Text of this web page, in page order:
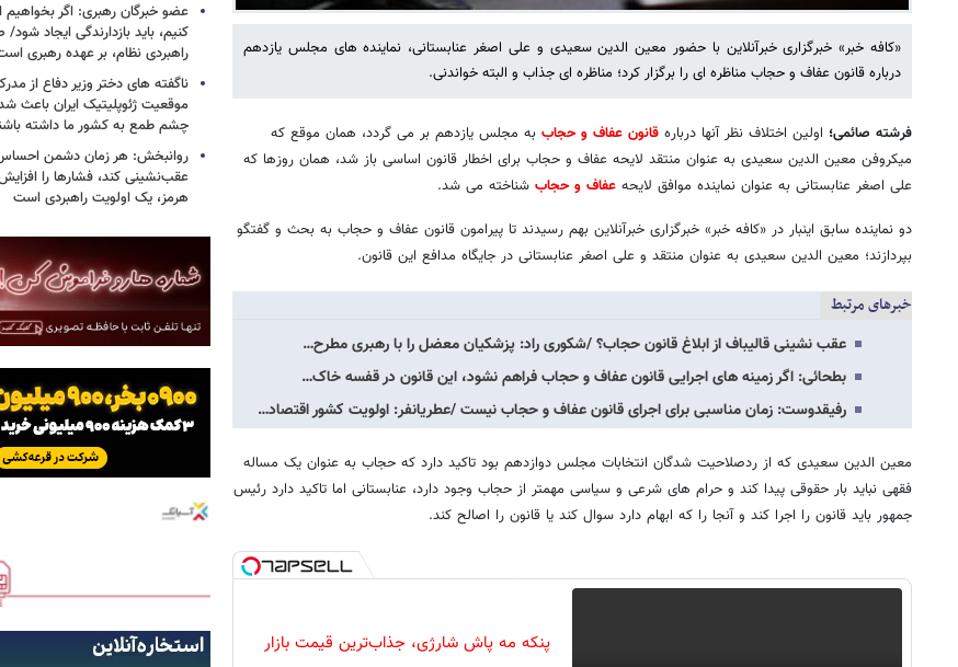
«کافه خبر» خبرگزاری خبرآنلاین با حضور معین الدین سعیدی و علی اصغر عنابستانی، نماینده های مجلس یازدهم
درباره قانون عفاف و حجاب مناظره ای را برگزار کرد؛ مناظره ای جذاب و البته خواندنی.
فرشته صائمی؛ اولین اختلاف نظر آنها درباره قانون عفاف و حجاب به مجلس یازدهم بر می گردد، همان موقع که
میکروفن معین الدین سعیدی به عنوان منتقد لایحه عفاف و حجاب برای اخطار قانون اساسی باز شد، همان روزها که
علی اصغر عنابستانی به عنوان نماینده موافق لایحه عفاف و حجاب شناخته می شد.
دو نماینده سابق اینبار در «کافه خبر» خبرگزاری خبرآنلاین بهم رسیدند تا پیرامون قانون عفاف و حجاب به بحث و گفتگو
بپردازند؛ معین الدین سعیدی به عنوان منتقد و علی اصغر عنابستانی در جایگاه مدافع این قانون.
خبرهای مرتبط
عقب نشینی قالیباف از ابلاغ قانون حجاب؟ /شکوری راد: پزشکیان معضل را با رهبری مطرح…
بطحائی: اگر زمینه های اجرایی قانون عفاف و حجاب فراهم نشود، این قانون در قفسه خاک…
رفیقدوست: زمان مناسبی برای اجرای قانون عفاف و حجاب نیست /عطریانفر: اولویت کشور اقتصاد…
معین الدین سعیدی که از ردصلاحیت شدگان انتخابات مجلس دوازدهم بود تاکید دارد که حجاب به عنوان یک مساله
فقهی نباید بار حقوقی پیدا کند و حرام های شرعی و سیاسی مهمتر از حجاب وجود دارد، عنابستانی اما تاکید دارد رئیس
جمهور باید قانون را اجرا کند و آنجا را که ابهام دارد سوال کند یا قانون را اصالح کند.
پنکه مه پاش شارژی، جذاب‌ترین قیمت بازار
عضو خبرگان رهبری: اگر
کنیم، باید بازدارندگی ایجاد
راهبردی نظام، بر عهده رهبری
ناگفته های دختر وزیر دفاع از
موقعیت ژئوپلیتیک ایران باعث
چشم طمع به کشور ما داشته
روانبخش: هر زمان دشمن
عقب‌نشینی کند، فشارها را
هرمز، یک اولویت راهبردی است